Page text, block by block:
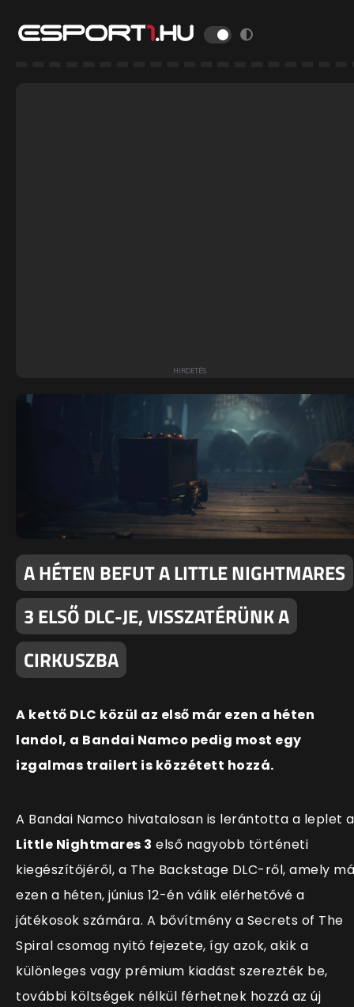
A HÉTEN BEFUT A LITTLE NIGHTMARES
3 ELSŐ DLC-JE, VISSZATÉRÜNK A
CIRKUSZBA
A kettő DLC közül az első már ezen a héten
landol, a Bandai Namco pedig most egy
izgalmas trailert is közzétett hozzá.
A Bandai Namco hivatalosan is lerántotta a leplet a
Little Nightmares 3 első nagyobb történeti
kiegészítőjéről, a The Backstage DLC-ről, amely
ezen a héten, június 12-én válik elérhetővé a
játékosok számára. A bővítmény a Secrets of The
Spiral csomag nyitó fejezete, így azok, akik a
különleges vagy prémium kiadást szerezték be,
további költségek nélkül férhetnek hozzá az új